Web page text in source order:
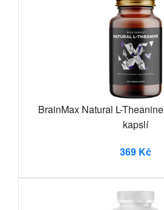
BrainMax Natural L-
kapslí
369 Kč